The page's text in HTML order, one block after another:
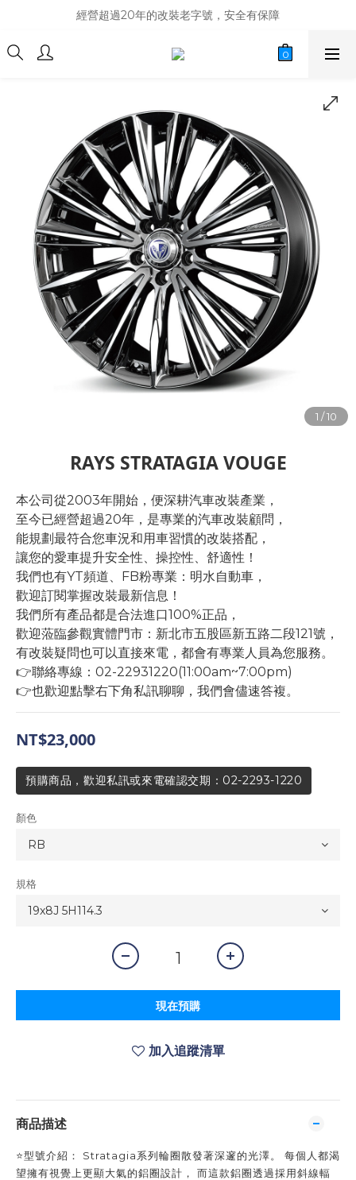
商品庫存變動快速，難免庫存不同步，建議購買之前先詢問貨況
經營超過20年的改裝老字號，安全有保障
商品庫存變動快速，難免庫存不同步，建議購買之前先詢問貨況
RAYS STRATAGIA VOUGE
本公司從2003年開始，便深耕汽車改裝產業，
至今已經營超過20年，是專業的汽車改裝顧問，
能規劃最符合您車況和用車習慣的改裝搭配，
讓您的愛車提升安全性、操控性、舒適性！
我們也有YT頻道、FB粉專業：明水自動車，
歡迎訂閱掌握改裝最新信息！
我們所有產品都是合法進口100%正品，
歡迎蒞臨參觀實體門市：新北市五股區新五路二段121號，
有改裝疑問也可以直接來電，都會有專業人員為您服務。
👉聯絡專線：02-22931220(11:00am~7:00pm)
👉也歡迎點擊右下角私訊聊聊，我們會儘速答複。
NT$23,000
預購商品，歡迎私訊或來電確認交期：02-2293-1220
顏色
規格
現在預購
加入追蹤清單
商品描述
⭐️型號介紹： Stratagia系列輪圈散發著深邃的光澤。 每個人都渴
望擁有視覺上更顯大氣的鋁圈設計， 而這款鋁圈透過採用斜線輻